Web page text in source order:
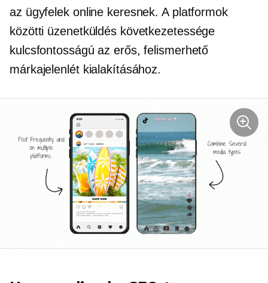
az ügyfelek online keresnek. A platformok
közötti üzenetküldés következetessége
kulcsfontosságú az erős, felismerhető
márkajelenlét kialakításához.